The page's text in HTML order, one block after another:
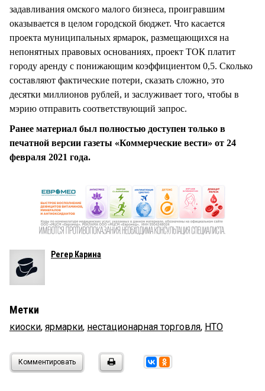
задавливания омского малого бизнеса, проигравшим
оказывается в целом городской бюджет. Что касается
проекта муниципальных ярмарок, размещающихся на
непонятных правовых основаниях, проект ТОК платит
городу аренду с понижающим коэффициентом 0,5. Сколько
составляют фактические потери, сказать сложно, это
десятки миллионов рублей, и заслуживает того, чтобы в
мэрию отправить соответствующий запрос.
Ранее материал был полностью доступен только в
печатной версии газеты «Коммерческие вести» от 24
февраля 2021 года.
Регер Карина
Метки
киоски, ярмарки, нестационарная торговля, НТО
Комментировать